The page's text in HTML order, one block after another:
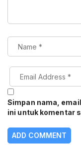
Simpan nama,
ini untuk komentar